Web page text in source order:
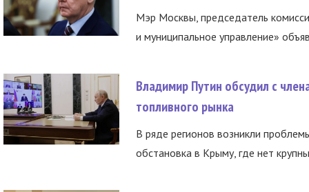
Мэр Москвы, председатель
и муниципальное управление»
Владимир Путин обсудил с
топливного рынка
В ряде регионов возникли
обстановка в Крыму, где нет